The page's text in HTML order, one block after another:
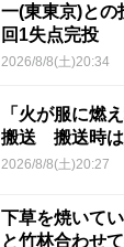
一(東東京)との
回1失点完投
2026/8/8(土)20:34
「火が服に燃
搬送 搬送時
2026/8/8(土)20:27
下草を焼いて
と竹林合わせ